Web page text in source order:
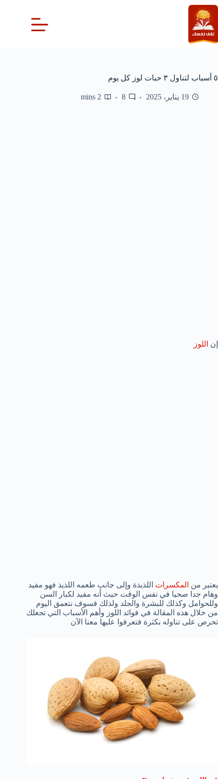
التجاوز
إلى
المحتوى
٥ أسباب لتناول ٣ حبات لوز كل يوم
19 يناير، 2025 8
2 mins
إن اللوز
يعتبر من المكسرات اللذيذة وإلى جانب طعمه اللذيذ فهو مفيد
وهام جدا صحيا في نفس الوقت حيث أنه مفيد لكبار السن
وللحوامل وكذلك للبشرة والجلد ولذلك فسوف نتعمق اليوم
من خلال هذه المقالة في فوائد اللوز وأهم الأسباب التي تجعلك
تحرص على تناوله بكثرة فتعرفوا عليها معنا الآن